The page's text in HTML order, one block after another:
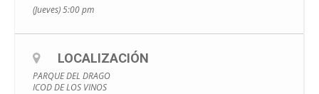
(Jueves) 5:00 pm
LOCALIZACIÓN
PARQUE DEL DRAGO
ICOD DE LOS VINOS